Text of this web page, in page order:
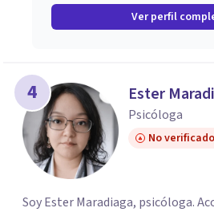
Ver perfil
4 Ester
Psicóloga
No verificado
Soy Ester Maradiaga, psicóloga.